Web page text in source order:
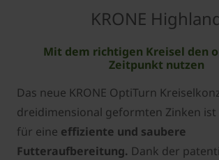
KRONE
Mit dem richtigen Kreisel den
Zeitpunkt nutzen
Das neue KRONE OptiTurn
dreidimensional geformten Zinken ist
für eine effiziente und saubere
Futteraufbereitung. Dank der